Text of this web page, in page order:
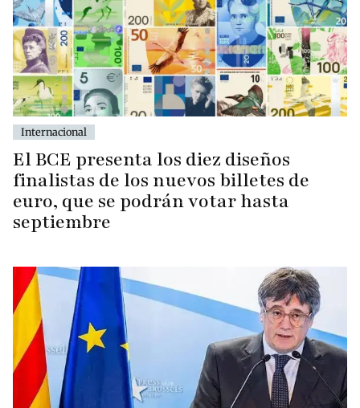
Internacional
El BCE presenta los diez diseños
finalistas de los nuevos billetes de
euro, que se podrán votar hasta
septiembre